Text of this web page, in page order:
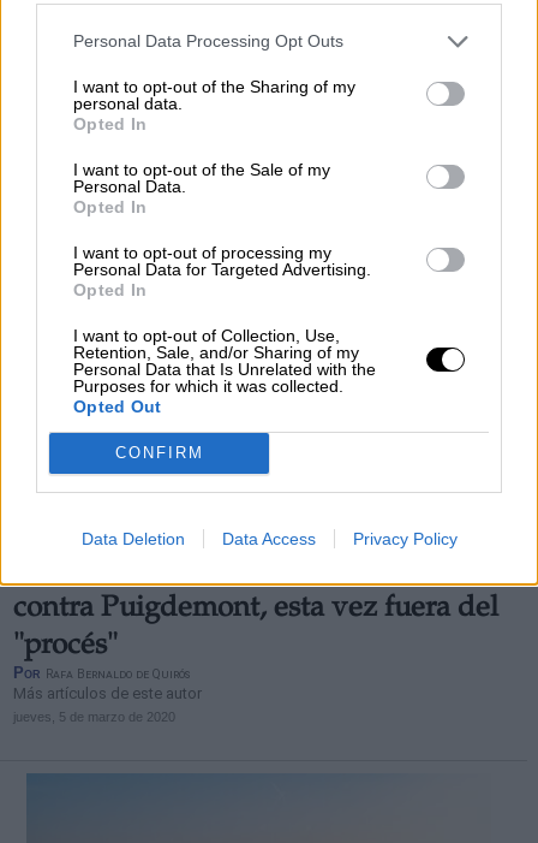
Personal Data Processing Opt Outs
I want to opt-out of the Sharing of my
personal data.
Opted In
I want to opt-out of the Sale of my
Personal Data.
Opted In
I want to opt-out of processing my
Personal Data for Targeted Advertising.
Opted In
I want to opt-out of Collection, Use,
Retention, Sale, and/or Sharing of my
Personal Data that Is Unrelated with the
Purposes for which it was collected.
Opted Out
CONFIRM
Data Deletion Data Access Privacy Policy
Playa de Barcelona con fuertes rachas de lluvia y viento (David Zorrakino / EP)
de Levante de este siglo
Cristian Cortés
miércoles, 22 de enero de 2020
contra Puigdemont, esta vez fuera del
"procés"
Por Rafa Bernaldo de Quirós
Más artículos de este autor
jueves, 5 de marzo de 2020